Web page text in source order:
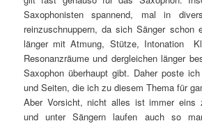
Saxophonisten spannend, mal in
reinzuschnuppern, da sich Sänger schon
länger mit Atmung, Stütze, Intonation
Resonanzräume und dergleichen länger
Saxophon überhaupt gibt. Daher poste
und Seiten, die ich zu diesem Thema für
Aber Vorsicht, nicht alles ist immer eins
und unter Sängern laufen auch so